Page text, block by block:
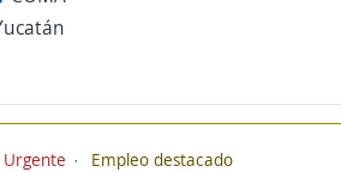
Urgente Empleo destacado